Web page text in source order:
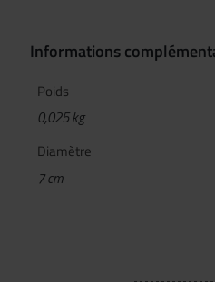
Informations
Poids
0,025 kg
Diamètre
7 cm